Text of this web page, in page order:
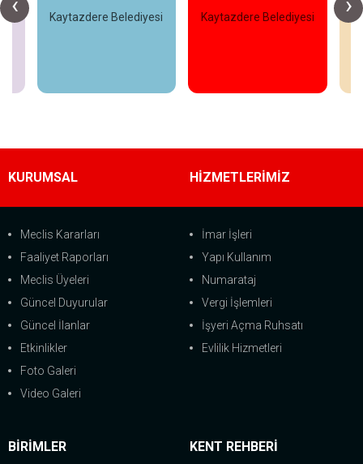
Kaytazdere Belediyesi Kaytazdere Belediyesi
KURUMSAL
Meclis Kararları
Faaliyet Raporları
Meclis Üyeleri
Güncel Duyurular
Güncel İlanlar
Etkinlikler
Foto Galeri
Video Galeri
HİZMETLERİMİZ
İmar İşleri
Yapı Kullanım
Numarataj
Vergi İşlemleri
İşyeri Açma Ruhsatı
Evlilik Hizmetleri
BİRİMLER KENT REHBERİ